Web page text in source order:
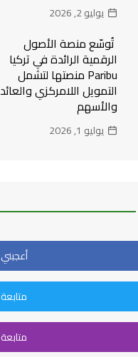
يوليو 2, 2026
تُوسّع منصة الأصول
الرقمية الرائدة في تركيا
Paribu منصتها لتشمل
التمويل اللامركزي والعائد
والأسهم
يوليو 1, 2026
أعجبني
متابعة
متابعة